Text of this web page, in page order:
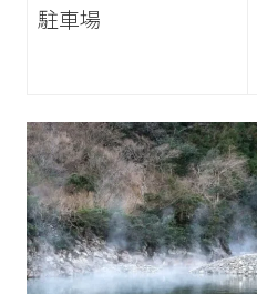
駐車場